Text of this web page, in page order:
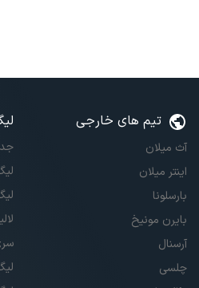
تیم های خارجی
آث میلان
اینتر میلان
بارسلونا
بایرن مونیخ
آرسنال
چلسی